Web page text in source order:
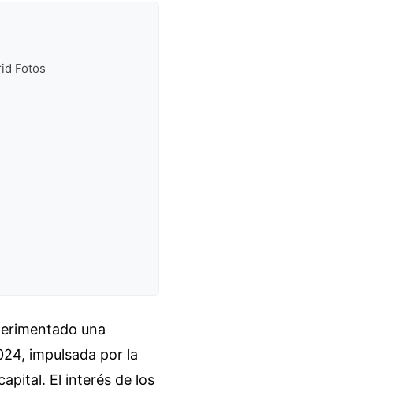
Fotos
una
impulsada por la
El interés de los